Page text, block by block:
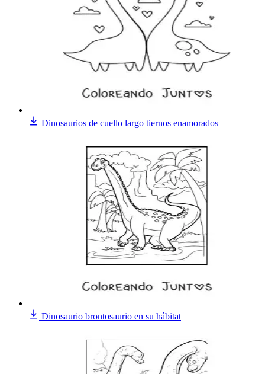
Dinosaurios de cuello largo tiernos enamorados
Dinosaurio brontosaurio en su hábitat